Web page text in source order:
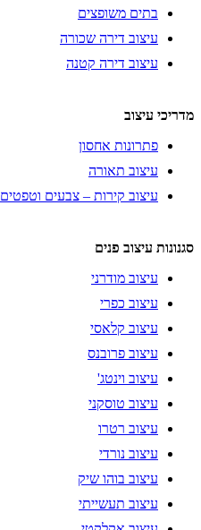
בתים משופצים
עיצוב דירה שכורה
עיצוב דירה קטנה
מדריכי עיצוב
פתרונות אחסון
עיצוב תאורה
עיצוב קירות – צבעים וטפטים
סגנונות עיצוב פנים
עיצוב מודרני
עיצוב כפרי
עיצוב קלאסי
עיצוב פרובנס
עיצוב וינטג'
עיצוב טוסקני
עיצוב רטרו
עיצוב נורדי
עיצוב בוהו שיק
עיצוב תעשייתי